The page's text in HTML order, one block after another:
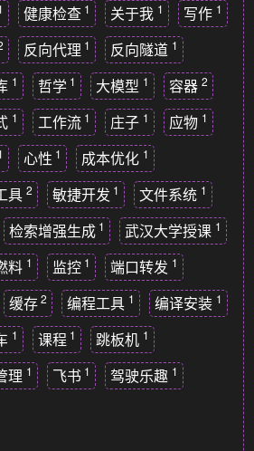
健康检查 1 关于我 1 写作 1
反向代理 1 反向隧道 1
1 哲学 1 大模型 1 容器 2
1 工作流 1 庄子 1 应物 1
心性 1 成本优化 1
具 2 敏捷开发 1 文件系统 1
检索增强生成 1 武汉大学授课 1
料 1 监控 1 端口转发 1
缓存 2 编程工具 1 编译安装 1
1 课程 1 跳板机 1
理 1 飞书 1 驾驶乐趣 1